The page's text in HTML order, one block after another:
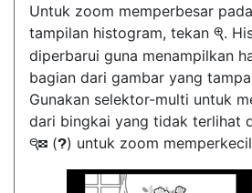
Untuk zoom memperbesar
tampilan histogram, tekan X.
diperbarui guna menampilkan
bagian dari gambar yang
Gunakan selektor-multi untuk
dari bingkai yang tidak terlihat
W (Q) untuk zoom